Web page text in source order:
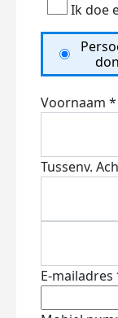
Ik doe
Voornaam *
Tussenv.
E-mailadres